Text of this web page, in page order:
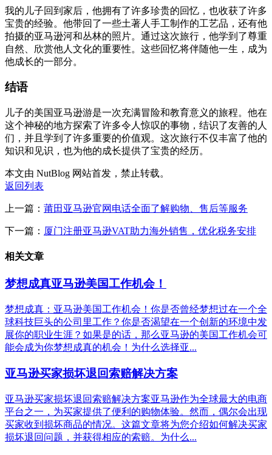
我的儿子回到家后，他拥有了许多珍贵的回忆，也收获了许多
宝贵的经验。他带回了一些土著人手工制作的工艺品，还有他
拍摄的亚马逊河和丛林的照片。通过这次旅行，他学到了尊重
自然、欣赏他人文化的重要性。这些回忆将伴随他一生，成为
他成长的一部分。
结语
儿子的美国亚马逊游是一次充满冒险和教育意义的旅程。他在
这个神秘的地方探索了许多令人惊叹的事物，结识了友善的人
们，并且学到了许多重要的价值观。这次旅行不仅丰富了他的
知识和见识，也为他的成长提供了宝贵的经历。
本文由 NutBlog 网站首发，禁止转载。
返回列表
上一篇： 莆田亚马逊官网电话全面了解购物、售后等服务
下一篇： 厦门注册亚马逊VAT助力海外销售，优化税务安排
相关文章
梦想成真亚马逊美国工作机会！
梦想成真：亚马逊美国工作机会！你是否曾经梦想过在一个全
球科技巨头的公司里工作？你是否渴望在一个创新的环境中发
展你的职业生涯？如果是的话，那么亚马逊的美国工作机会可
能会成为你梦想成真的机会！为什么选择亚...
亚马逊买家损坏退回索赔解决方案
亚马逊买家损坏退回索赔解决方案亚马逊作为全球最大的电商
平台之一，为买家提供了便利的购物体验。然而，偶尔会出现
买家收到损坏商品的情况。这篇文章将为您介绍如何解决买家
损坏退回问题，并获得相应的索赔。为什么...